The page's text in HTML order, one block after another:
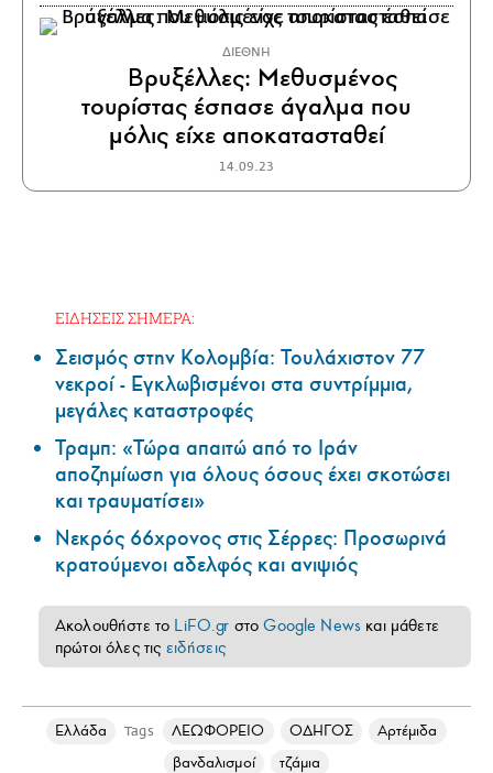
ΔΙΕΘΝΗ
Βρυξέλλες: Μεθυσμένος
τουρίστας έσπασε άγαλμα που
μόλις είχε αποκατασταθεί
14.09.23
ΕΙΔΗΣΕΙΣ ΣΗΜΕΡΑ:
Σεισμός στην Κολομβία: Τουλάχιστον 77
νεκροί - Εγκλωβισμένοι στα συντρίμμια,
μεγάλες καταστροφές
Τραμπ: «Τώρα απαιτώ από το Ιράν
αποζημίωση για όλους όσους έχει σκοτώσει
και τραυματίσει»
Νεκρός 66χρονος στις Σέρρες: Προσωρινά
κρατούμενοι αδελφός και ανιψιός
Ακολουθήστε το LiFO.gr στοGoogle News και μάθετε
πρώτοι όλες τις ειδήσεις
Ελλάδα Tags ΛΕΩΦΟΡΕΙΟ ΟΔΗΓΟΣ
Αρτέμιδα
βανδαλισμοί
τζάμια